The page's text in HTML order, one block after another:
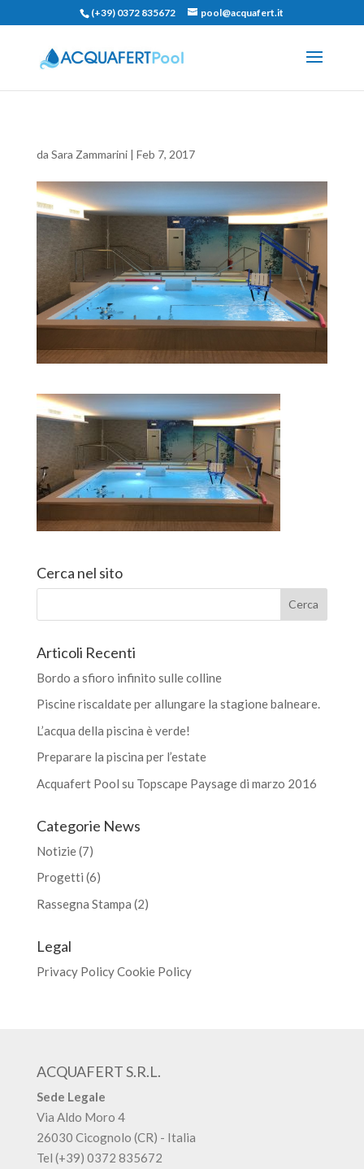
(+39) 0372 835672 pool@acquafert.it
da Sara Zammarini| Feb 7, 2017
Cerca nel sito
Articoli Recenti
Bordo a sfioro infinito sulle colline
Piscine riscaldate per allungare la stagione balneare.
L’acqua della piscina è verde!
Preparare la piscina per l’estate
Acquafert Pool su Topscape Paysage di marzo 2016
Categorie News
Notizie(7)
Progetti (6)
Rassegna Stampa (2)
Legal
Privacy PolicyCookie Policy
ACQUAFERT S.R.L.
Sede Legale
Via Aldo Moro 4
26030 Cicognolo (CR) - Italia
Tel (+39) 0372 835672